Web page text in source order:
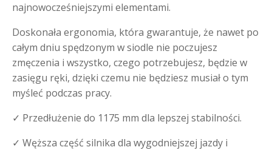
najnowocześniejszymi elementami.
Doskonała ergonomia, która gwarantuje, że nawet po
całym dniu spędzonym w siodle nie poczujesz
zmęczenia i wszystko, czego potrzebujesz, będzie w
zasięgu ręki, dzięki czemu nie będziesz musiał o tym
myśleć podczas pracy.
✓ Przedłużenie do 1175 mm dla lepszej stabilności.
✓ Węższa część silnika dla wygodniejszej jazdy i